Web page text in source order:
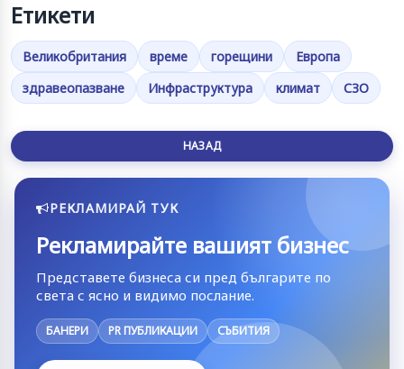
Етикети
Великобритания време горещини
Европа
здравеопазване
Инфраструктура климат СЗО
НАЗАД
РЕКЛАМИРАЙ ТУК
Рекламирайте вашият бизнес
Представете бизнеса си пред българите по
света с ясно и видимо послание.
БАНЕРИ PR ПУБЛИКАЦИИ СЪБИТИЯ